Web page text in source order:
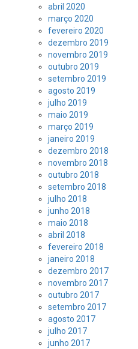
abril 2020
março 2020
fevereiro 2020
dezembro 2019
novembro 2019
outubro 2019
setembro 2019
agosto 2019
julho 2019
maio 2019
março 2019
janeiro 2019
dezembro 2018
novembro 2018
outubro 2018
setembro 2018
julho 2018
junho 2018
maio 2018
abril 2018
fevereiro 2018
janeiro 2018
dezembro 2017
novembro 2017
outubro 2017
setembro 2017
agosto 2017
julho 2017
junho 2017